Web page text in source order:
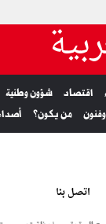
اقتصاد شؤون وطنية
من يكون؟
اتصل بنا